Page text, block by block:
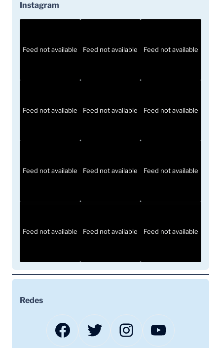
Instagram
Feed not available Feed not available Feed not available
Feed not available Feed not available Feed not available
Feed not available Feed not available Feed not available
Feed not available Feed not available Feed not available
Redes
Facebook Twitter Instagram YouTube